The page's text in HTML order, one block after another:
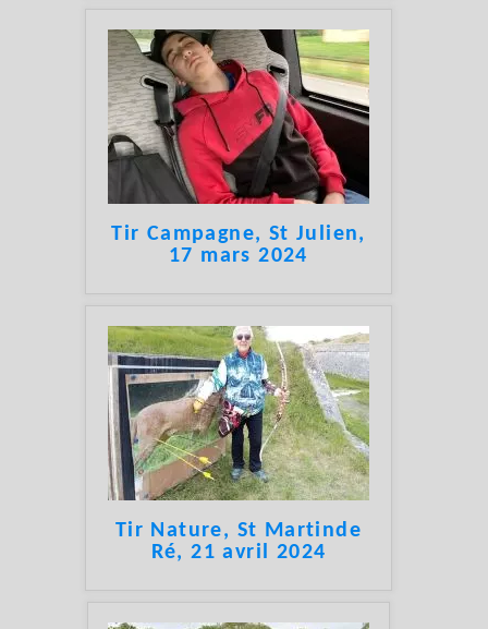
Tir Campagne, St Julien,
17 mars 2024
Tir Nature, St Martinde
Ré, 21 avril 2024